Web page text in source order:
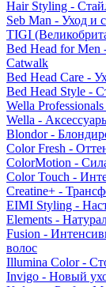
Hair Styling -
Seb Man - Уход и
TIGI
Bed Head for Men
Catwalk
Bed Head Care -
Bed Head Style -
Wella
Wella -
Blondor -
Color Fresh -
ColorMotion -
Color Touch -
Creatine+ -
EIMI Styling -
Elements -
Fusion -
волос
Illumina Color -
Invigo - Новый